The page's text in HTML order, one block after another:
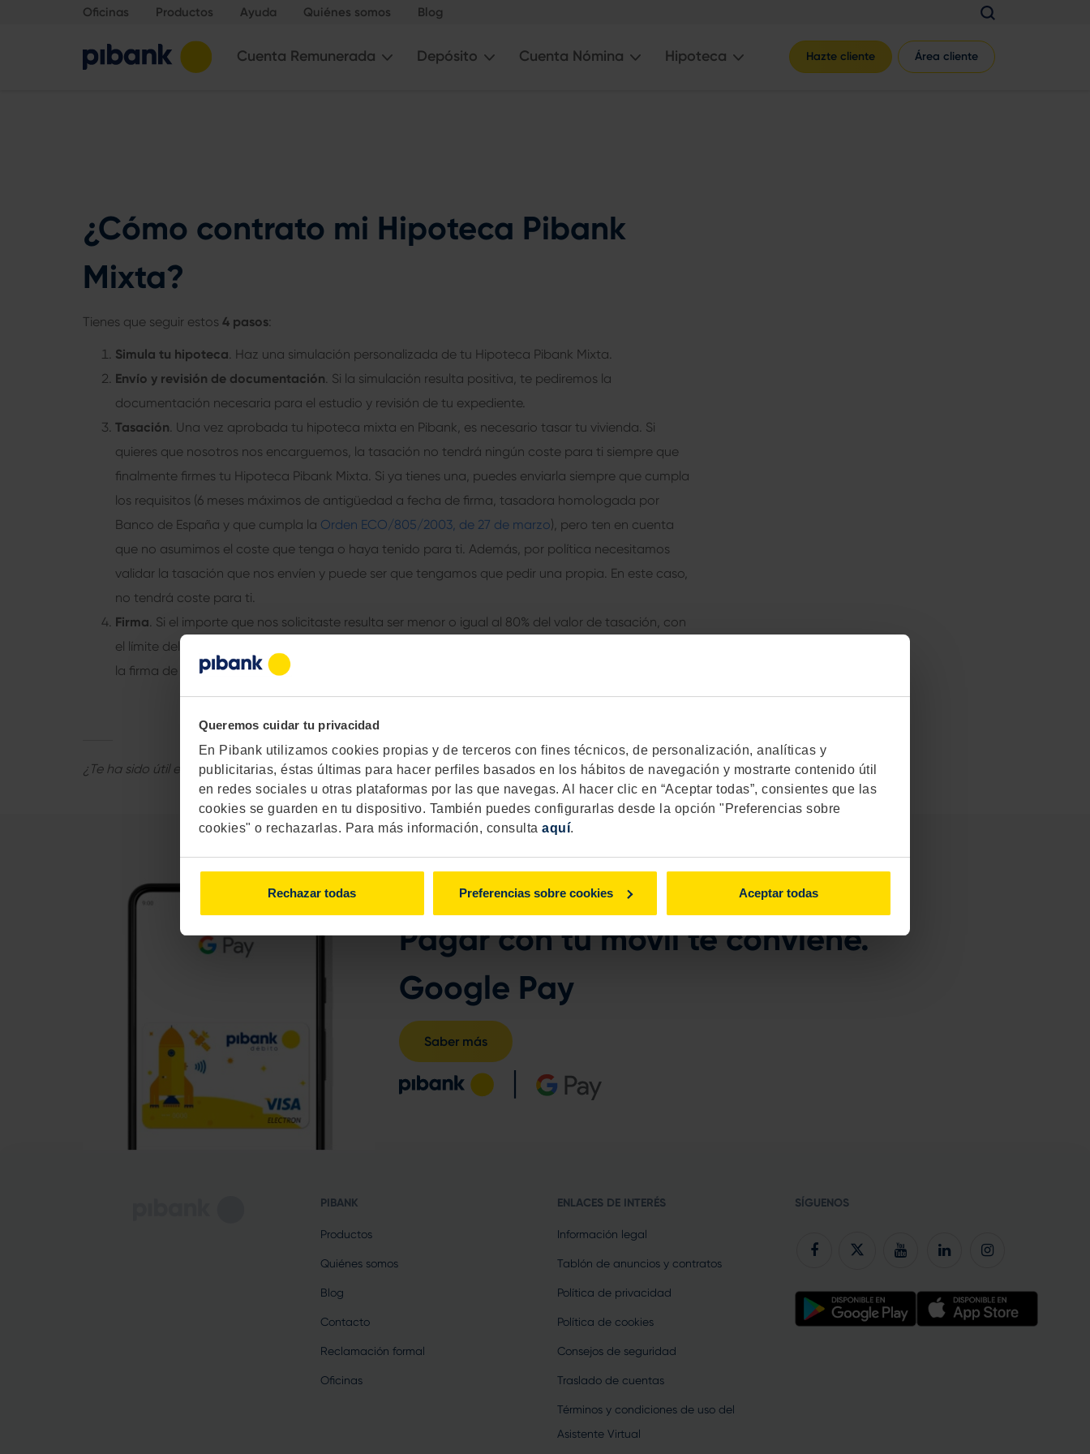
Queremos cuidar tu privacidad
En Pibank utilizamos cookies propias y de terceros con fines técnicos, de personalización, analíticas y
publicitarias, éstas últimas para hacer perfiles basados en los hábitos de navegación y mostrarte contenido útil
en redes sociales u otras plataformas por las que navegas. Al hacer clic en “Aceptar todas”, consientes que las
cookies se guarden en tu dispositivo. También puedes configurarlas desde la opción "Preferencias sobre
cookies" o rechazarlas. Para más información, consulta aquí.
Rechazar todas Preferencias sobre cookies Aceptar todas
Oficinas Productos Ayuda Quiénes somos Blog
Cuenta Remunerada Depósito Cuenta Nómina Hipoteca Hazte cliente Área cliente
¿Cómo contrato mi Hipoteca Pibank
Mixta?
Tienes que seguir estos 4 pasos:
Simula tu hipoteca. Haz una simulación personalizada de tu Hipoteca Pibank Mixta.
Envío y revisión de documentación. Si la simulación resulta positiva, te pediremos la
documentación necesaria para el estudio y revisión de tu expediente.
Tasación. Una vez aprobada tu hipoteca mixta en Pibank, es necesario tasar tu vivienda. Si
quieres que nosotros nos encarguemos, la tasación no tendrá ningún coste para ti siempre que
finalmente firmes tu Hipoteca Pibank Mixta. Si ya tienes una, puedes enviarla siempre que cumpla
los requisitos (6 meses máximos de antigüedad a fecha de firma, tasadora homologada por
Banco de España y que cumpla la Orden ECO/805/2003, de 27 de marzo), pero ten en cuenta
que no asumimos el coste que tenga o haya tenido para ti. Además, por política necesitamos
validar la tasación que nos envíen y puede ser que tengamos que pedir una propia. En este caso,
no tendrá coste para ti.
Firma. Si el importe que nos solicitaste resulta ser menor o igual al 80% del valor de tasación, con
el límite del 90% del valor de compraventa, ¡enhorabuena! Te indicaremos los pasos a seguir para
la firma de tu Hipoteca Pibank Mixta.
¿Te ha sido útil esta respuesta?
Pagar con tu móvil te conviene.
Google Pay
Saber más
PIBANK
Productos
Quiénes somos
Blog
Contacto
Reclamación formal
Oficinas
ENLACES DE INTERÉS
Información legal
Tablón de anuncios y contratos
Política de privacidad
Política de cookies
Consejos de seguridad
Traslado de cuentas
Términos y condiciones de uso del
Asistente Virtual
SÍGUENOS